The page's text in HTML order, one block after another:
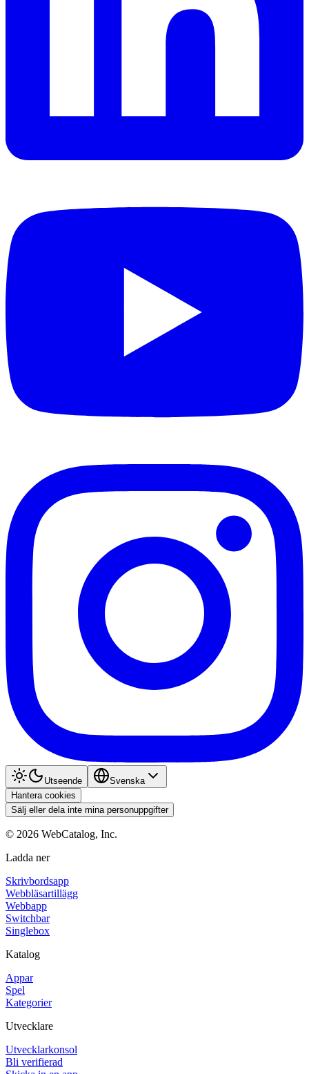
Utseende
Svenska
Hantera cookies
Sälj eller dela inte mina personuppgifter
© 2026 WebCatalog, Inc.
Ladda ner
Skrivbordsapp
Webbläsartillägg
Webbapp
Switchbar
Singlebox
Katalog
Appar
Spel
Kategorier
Utvecklare
Utvecklarkonsol
Bli verifierad